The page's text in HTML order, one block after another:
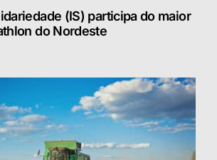
(IS) participa do maior
do Nordeste